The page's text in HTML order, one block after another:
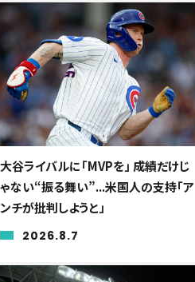
大谷ライバルに「MVPを」 成績だけじ
ゃない“振る舞い”...米国人の支持「ア
ンチが批判しようと」
2026.8.7